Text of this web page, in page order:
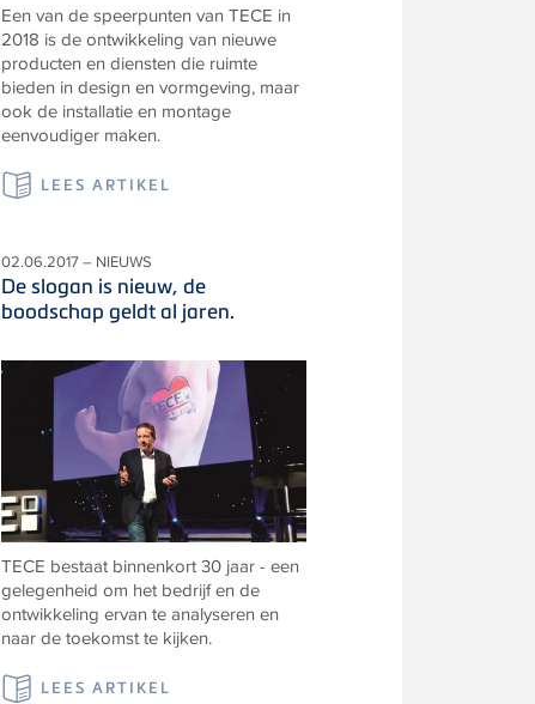
Een van de speerpunten van TECE in
2018 is de ontwikkeling van nieuwe
producten en diensten die ruimte
bieden in design en vormgeving, maar
ook de installatie en montage
eenvoudiger maken.
LEES ARTIKEL
02.06.2017 – NIEUWS
De slogan is nieuw, de
boodschap geldt al jaren.
TECE bestaat binnenkort 30 jaar - een
gelegenheid om het bedrijf en de
ontwikkeling ervan te analyseren en
naar de toekomst te kijken.
LEES ARTIKEL